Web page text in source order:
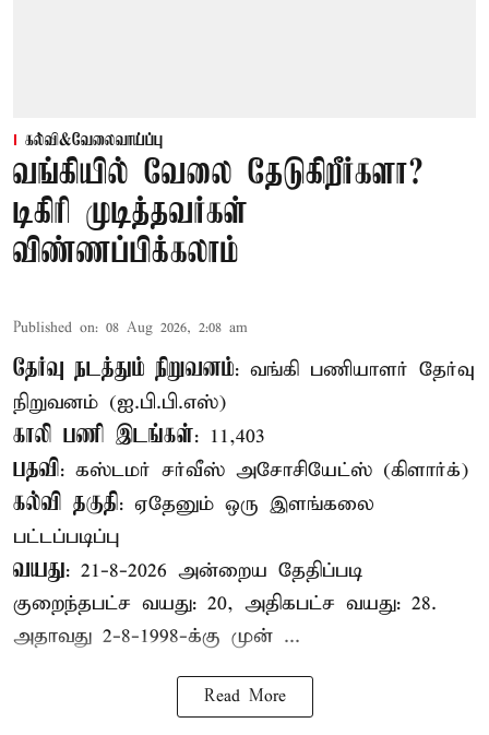
கல்வி&வேலைவாய்ப்பு
வங்கியில் வேலை தேடுகிறீர்களா?
டிகிரி முடித்தவர்கள்
விண்ணப்பிக்கலாம்
Published on: 08 Aug 2026, 2:08 am
தேர்வு நடத்தும் நிறுவனம்: வங்கி பணியாளர் தேர்வு
நிறுவனம் (ஐ.பி.பி.எஸ்)
காலி பணி இடங்கள்: 11,403
பதவி: கஸ்டமர் சர்வீஸ் அசோசியேட்ஸ் (கிளார்க்)
கல்வி தகுதி: ஏதேனும் ஒரு இளங்கலை
பட்டப்படிப்பு
வயது: 21-8-2026 அன்றைய தேதிப்படி
குறைந்தபட்ச வயது: 20, அதிகபட்ச வயது: 28.
அதாவது 2-8-1998-க்கு முன் ...
Read More